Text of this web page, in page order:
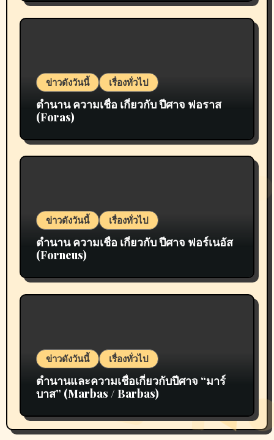
ข่าวดังวันนี้ เรื่องทั่วไป
ตำนาน ความเชื่อ เกี่ยวกับ ปีศาจ ฟอราส
(Foras)
ข่าวดังวันนี้ เรื่องทั่วไป
ตำนาน ความเชื่อ เกี่ยวกับ ปีศาจ ฟอร์เนอัส
(Forneus)
ข่าวดังวันนี้ เรื่องทั่วไป
ตำนานและความเชื่อเกี่ยวกับปีศาจ “มาร์
บาส” (Marbas / Barbas)